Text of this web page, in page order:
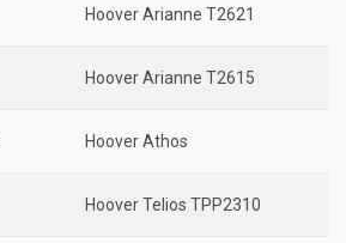
Hoover Arianne T2621
Hoover Arianne T2615
Hoover Athos
Hoover Telios TPP2310